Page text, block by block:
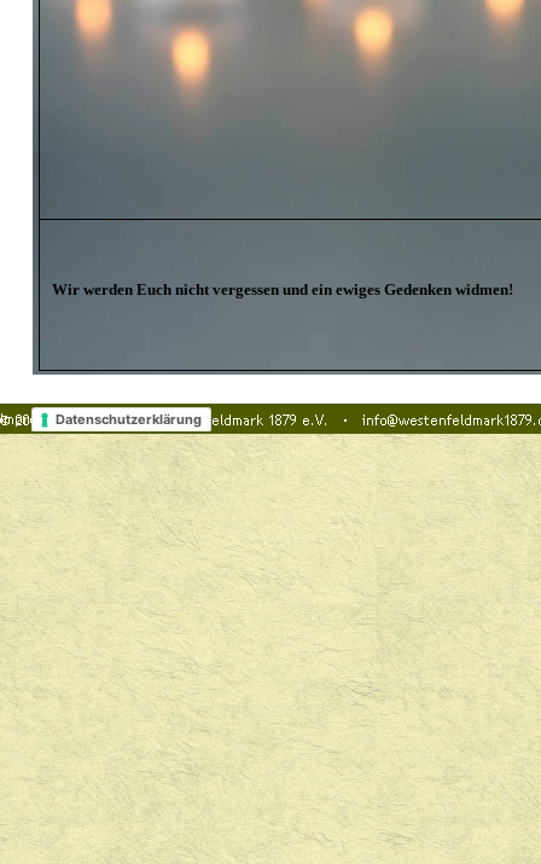
Wir werden Euch nicht vergessen und ein ewiges Gedenken widmen!
Datenschutzerklärung
Zurück zum Seiteninhalt